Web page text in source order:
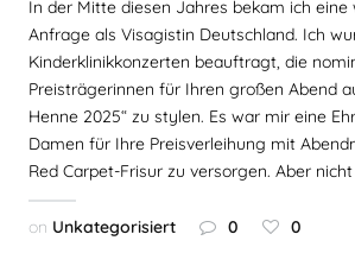
In der Mitte diesen Jahres bekam ich eine
Anfrage als Visagistin Deutschland. Ich
Kinderklinikkonzerten beauftragt, die
Preisträgerinnen für Ihren großen Abend
Henne 2025“ zu stylen. Es war mir eine
Damen für Ihre Preisverleihung mit
Red Carpet-Frisur zu versorgen. Aber
on Unkategorisiert 0 0